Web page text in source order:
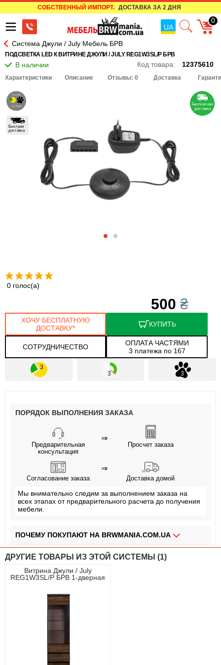
СОБСТВЕННЫЙ ИМПОРТ. ДОСТАВКА ЗА 2 ДНЯ
UA
0
Система Джули / July Мебель БРВ
ПОДСВЕТКА LED К ВИТРИНЕ ДЖУЛИ / JULY REG1W3SL/P БРВ
Код товара: 12375610
Характеристики Описание Отзывы: 0 Доставка
0 голос(а)
500 ₴
КУПИТЬ
СОТРУДНИЧЕСТВО
ХОЧУ БЕСПЛАТНУЮ
ДОСТАВКУ*
ОПЛАТА ЧАСТЯМИ
3 платежа по 167
ПОРЯДОК ВЫПОЛНЕНИЯ ЗАКАЗА
Предварительная
консультация
⇒
Просчет заказа
Согласование заказа
⇒
Доставка домой
Мы внимательно следим за выполнением заказа на
всех этапах от предварительного расчета до получения
мебели.
ПОЧЕМУ ПОКУПАЮТ НА BRWMANIA.COM.UA
ДОСТАВКА ЗА 2 ДНЯ
ПЛАТИ АВАНС, А ОСТАЛЬНОЕ ПРИ ПОЛУЧЕНИИ
ОПЛАТА ЧАСТЯМИ БЕЗ КОМИССИИ
ДРУГИЕ ТОВАРЫ ИЗ ЭТОЙ СИСТЕМЫ (1)
Витрина Джули / July
REG1W3SL/P БРВ 1-дверная